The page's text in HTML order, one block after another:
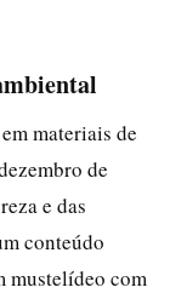
materiais de
de
e das
conteúdo
mustelídeo com